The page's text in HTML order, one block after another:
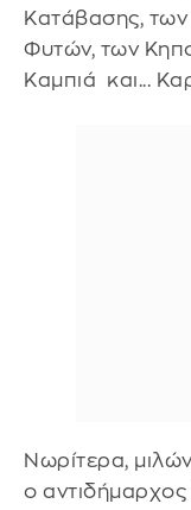
Κατάβασης, των
Φυτών, των
Καμπιά και...
Νωρίτερα,
ο